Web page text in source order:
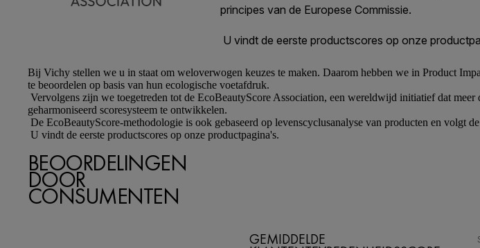
Bij Vichy stellen we u in staat om weloverwogen keuzes te maken. Daarom hebben we in Product
te beoordelen op basis van hun ecologische voetafdruk.
Vervolgens zijn we toegetreden tot de EcoBeautyScore Association, een wereldwijd initiatief dat
geharmoniseerd scoresysteem te ontwikkelen.
De EcoBeautyScore-methodologie is ook gebaseerd op levenscyclusanalyse van producten en volgt
U vindt de eerste productscores op onze productpagina's.
BEOORDELINGEN
DOOR
CONSUMENTEN
GEMIDDELDE